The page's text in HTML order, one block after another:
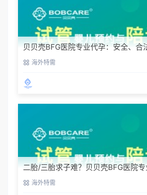
贝贝壳BFG医院专业代孕：安全、合
解决方案
海外特需
二胎/三胎求子难？贝贝壳BFG医院
海外特需